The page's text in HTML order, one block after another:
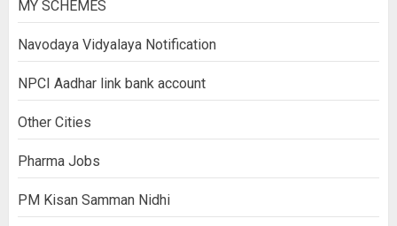
MY SCHEMES
Navodaya Vidyalaya Notification
NPCI Aadhar link bank account
Other Cities
Pharma Jobs
PM Kisan Samman Nidhi